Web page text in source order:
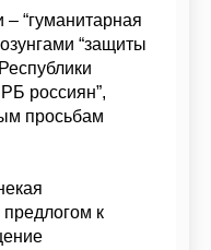
“гуманитарная
“защиты
россиян”,
просьбам
предлогом к